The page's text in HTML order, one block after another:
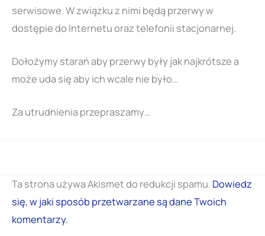
serwisowe. W związku z nimi będą przerwy w
dostępie do Internetu oraz telefonii stacjonarnej.
Dołożymy starań aby przerwy były jak najkrótsze a
może uda się aby ich wcale nie było…
Za utrudnienia przepraszamy…
Ta strona używa Akismet do redukcji spamu. Dowiedz
się, w jaki sposób przetwarzane są dane Twoich
komentarzy.